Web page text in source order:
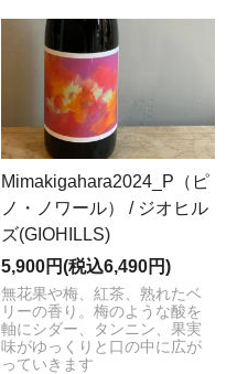
Mimakigahara2024_P（ピ
ノ・ノワール） / ジオヒル
ズ(GIOHILLS)
5,900円(税込6,490円)
無花果や梅、紅茶、熟れたベ
リーの香り。梅のような酸を
軸にシダー、タンニン、果実
味がゆっくりと口の中に広が
っていきます